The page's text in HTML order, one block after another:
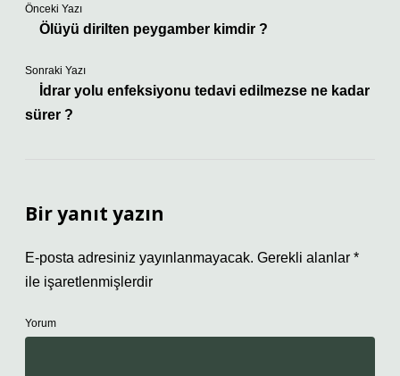
Önceki Yazı
Ölüyü dirilten peygamber kimdir ?
Sonraki Yazı
İdrar yolu enfeksiyonu tedavi edilmezse ne kadar
sürer ?
Bir yanıt yazın
E-posta adresiniz yayınlanmayacak. Gerekli alanlar *
ile işaretlenmişlerdir
Yorum